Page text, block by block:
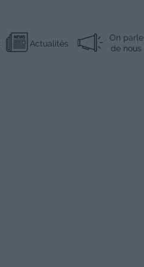
Actualités
On parle
de nous